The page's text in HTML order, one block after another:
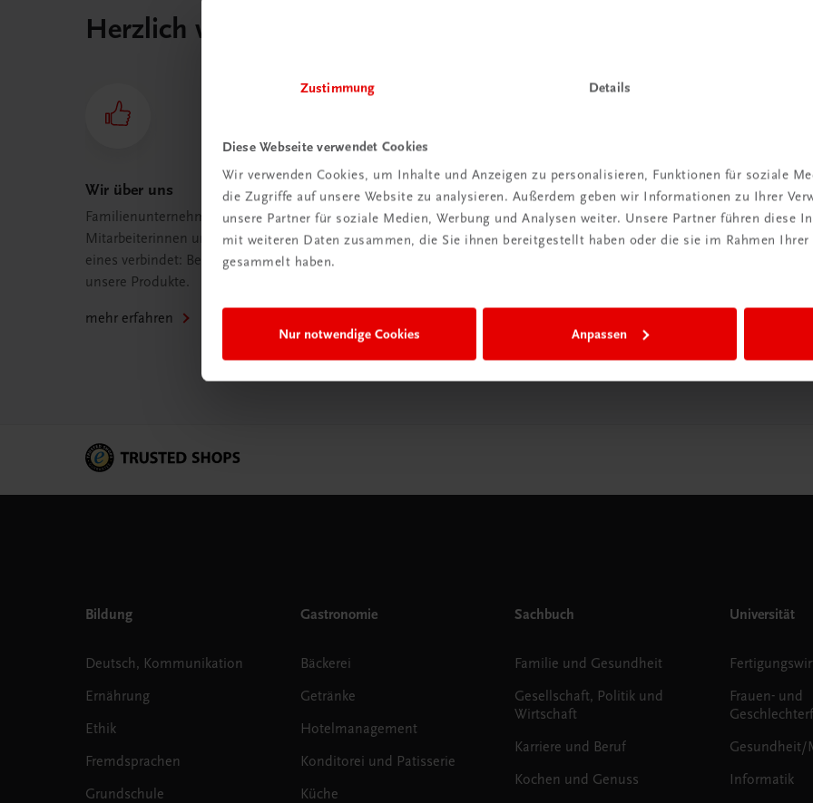
Zustimmung Details
Diese Webseite verwendet Cookies
Wir verwenden Cookies, um Inhalte und Anzeigen zu personalisieren, Funktionen für soziale
die Zugriffe auf unsere Website zu analysieren. Außerdem geben wir Informationen zu Ihrer
unsere Partner für soziale Medien, Werbung und Analysen weiter. Unsere Partner führen diese
mit weiteren Daten zusammen, die Sie ihnen bereitgestellt haben oder die sie im Rahmen
gesammelt haben.
Nur notwendige Cookies Anpassen
Herzlich willkommen bei TRAUNER!
Wir über uns
Familienunternehmen mit 80
Mitarbeiterinnen und Mitarbeitern, die
eines verbindet: Begeisterung für
unsere Produkte.
mehr erfahren
Wir sind gerne für Sie da
TRAUNER Verlag + Buchservice GmbH
Köglstraße 14 | 4020 Linz
Mail:buchservice@trauner.at
+43 664 88 58 69 41
mehr erfahren
Bildung
Deutsch, Kommunikation
Ernährung
Ethik
Fremdsprachen
Grundschule
Gastronomie
Bäckerei
Getränke
Hotelmanagement
Konditorei und Patisserie
Küche
Sachbuch
Familie und Gesundheit
Gesellschaft, Politik und
Wirtschaft
Karriere und Beruf
Kochen und Genuss
Universität
Frauen- und
Gesundheit/
Informatik